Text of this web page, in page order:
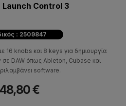
Launch Control 3
: 2509847
16 knobs και 8 keys για δημιουργία
σε DAW όπως Ableton, Cubase και
software.
€